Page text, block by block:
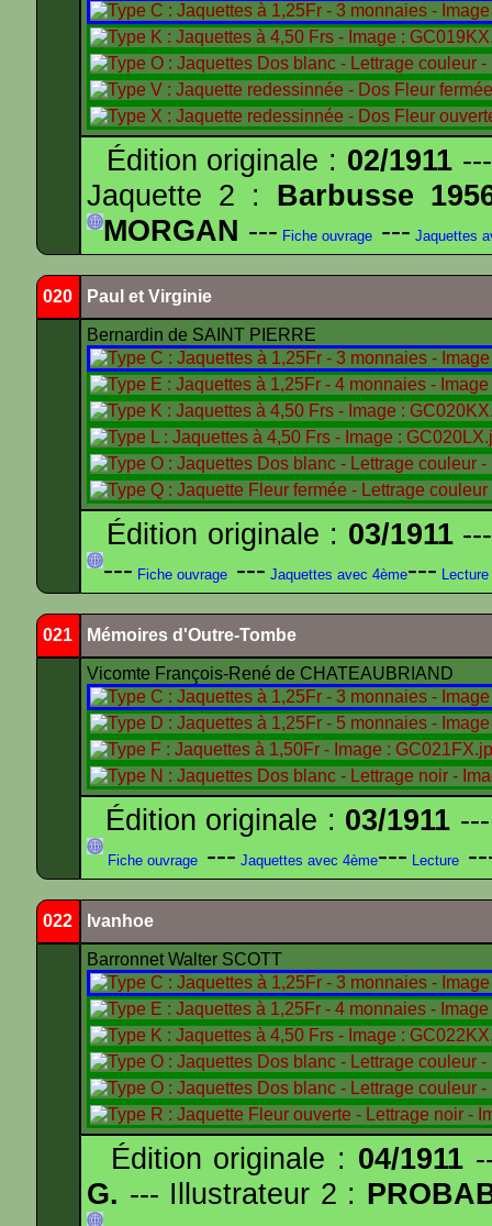
Édition originale : 02/1911
Jaquette 2 : Barbusse
MORGAN --- Fiche ouvrage --- Jaquettes
020 Paul et Virginie
Bernardin de SAINT PIERRE
Édition originale : 03/1911
--- Fiche ouvrage --- Jaquettes avec 4ème--- Lecture
021 Mémoires d'Outre-Tombe
Vicomte François-René de CHATEAUBRIAND
Édition originale : 03/1911
Fiche ouvrage --- Jaquettes avec 4ème--- Lecture
022 Ivanhoe
Barronnet Walter SCOTT
Édition originale : 04/1911
G. --- Illustrateur 2 :